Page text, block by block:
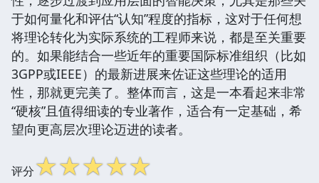
于如何量化和评估“认知”程度的指标，这对于任何想
将理论转化为实际系统的工程师来说，都是至关重要
的。如果能结合一些近年的重要国际标准组织（比如
3GPP或IEEE）的最新进展来佐证这些理论的适用
性，那就更完美了。整体而言，这是一本看起来非常
“硬核”且值得细读的专业著作，适合有一定基础，希
望向更高层次理论迈进的读者。
评分☆☆☆☆☆